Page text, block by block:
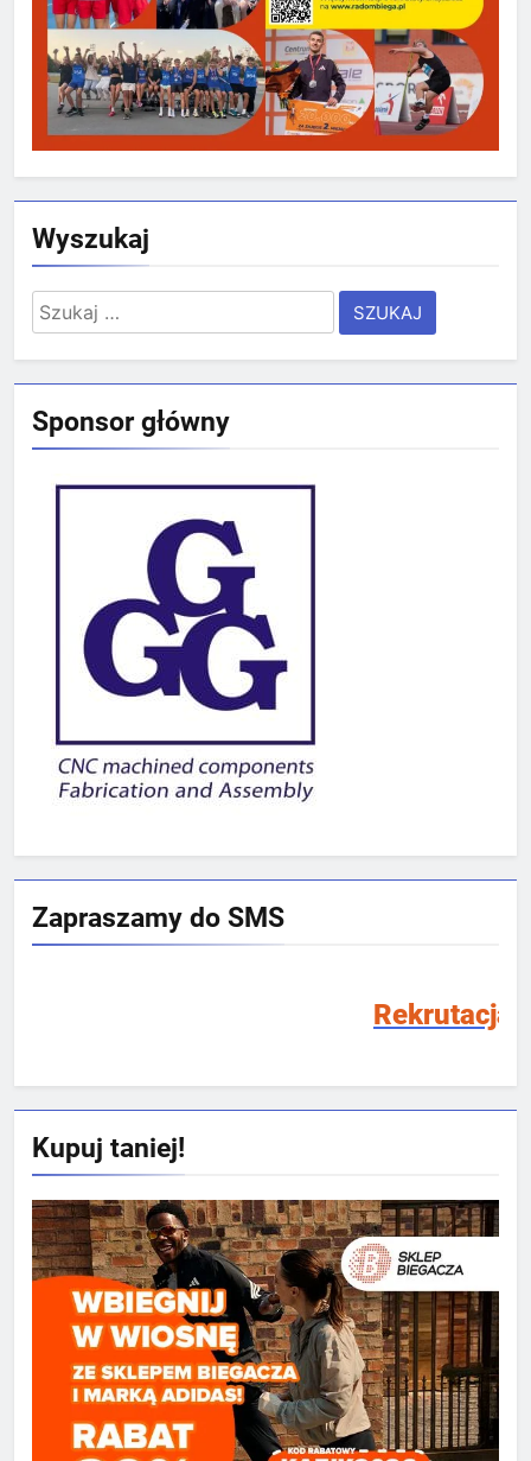
Wyszukaj
Szukaj:
Sponsor główny
Zapraszamy do SMS
Rekrutacja SMS 2026/
Kupuj taniej!